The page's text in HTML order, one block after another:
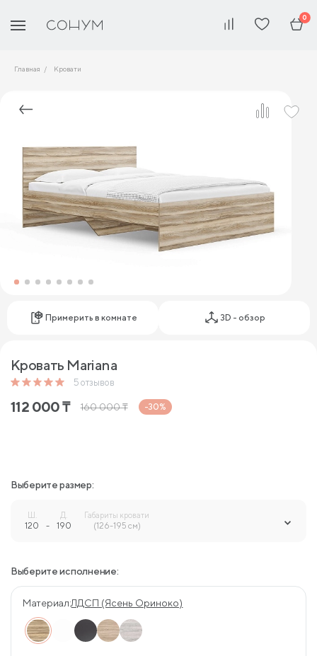
0
Главная Кровати
Примерить в комнате 3D - обзор
Кровать Mariana
5 отзывов
112 000₸ 160 000₸ -30%
Выберите размер:
Ш.
120 -
Д.
190
Габариты кровати
(126-195 см)
Выберите исполнение:
Материал:ЛДСП (Ясень Ориноко)